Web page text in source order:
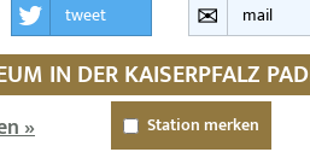
tweet mail
IN DER KAISERPFALZ
» Station merken